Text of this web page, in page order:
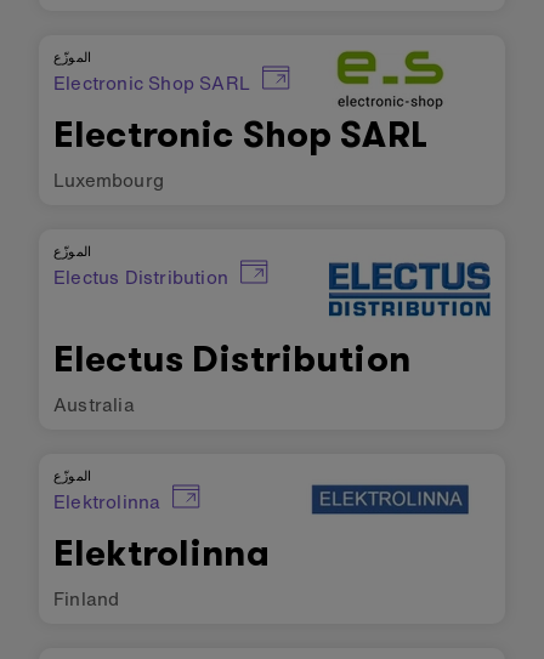
الموزّع
Electronic Shop SARL
Electronic Shop SARL
Luxembourg
الموزّع
Electus Distribution
Electus Distribution
Australia
الموزّع
Elektrolinna
Elektrolinna
Finland